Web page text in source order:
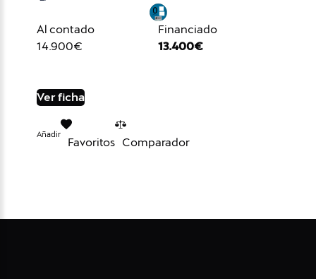
Al contado
14.900€
Financiado
13.400€
Ver ficha
Añadir
Favoritos Comparador